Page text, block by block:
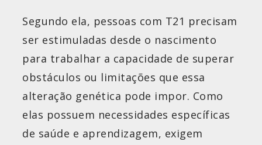
Segundo ela, pessoas com T21 precisam
ser estimuladas desde o nascimento
para trabalhar a capacidade de superar
obstáculos ou limitações que essa
alteração genética pode impor. Como
elas possuem necessidades específicas
de saúde e aprendizagem, exigem